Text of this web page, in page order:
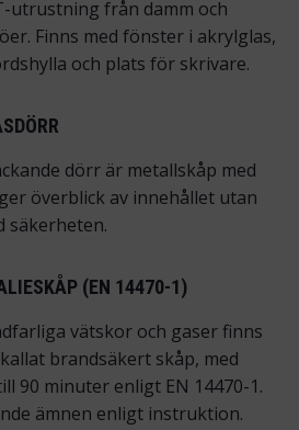
utrustning från damm och
Finns med fönster i akrylglas,
och plats för skrivare.
dörr är metallskåp med
överblick av innehållet utan
säkerheten.
(EN 14470-1)
vätskor och gaser finns
brandsäkert skåp, med
90 minuter enligt EN 14470-1.
ämnen enligt instruktion.